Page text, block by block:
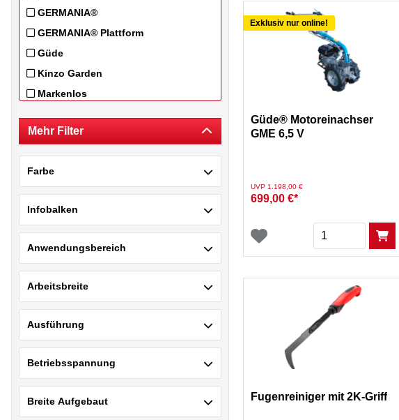
Filtern nach Hersteller: GARDENA
GERMANIA®
Filtern nach Hersteller: GERMANIA®
GERMANIA® Plattform
Filtern nach Hersteller: GERMANIA® Plattform
Güde
Filtern nach Hersteller: Güde
Kinzo Garden
Filtern nach Hersteller: Kinzo Garden
Markenlos
Filtern nach Hersteller: YARD FORCE
scheppach
Filtern nach Hersteller: scheppach
Mehr Filter
Farbe
Infobalken
Anwendungsbereich
Arbeitsbreite
Ausführung
Betriebsspannung
Breite Aufgebaut
Exklusiv nur online!
Güde® Motoreinachser
GME 6,5 V
Preis reduziert von
UVP 1.198,00 €auf
699,00 €*
Menge
Fugenreiniger mit 2K-Griff